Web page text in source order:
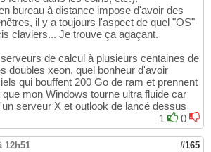
bureau à distance impose d'avoir des
il y a toujours l'aspect de quel "OS"
claviers... Je trouve ça agaçant.
de calcul à plusieurs centaines de
doubles xeon, quel bonheur d'avoir
qui bouffent 200 Go de ram et prennent
mon Windows tourne ultra fluide car
serveur X et outlook de lancé dessus
1
0
12h51 #165